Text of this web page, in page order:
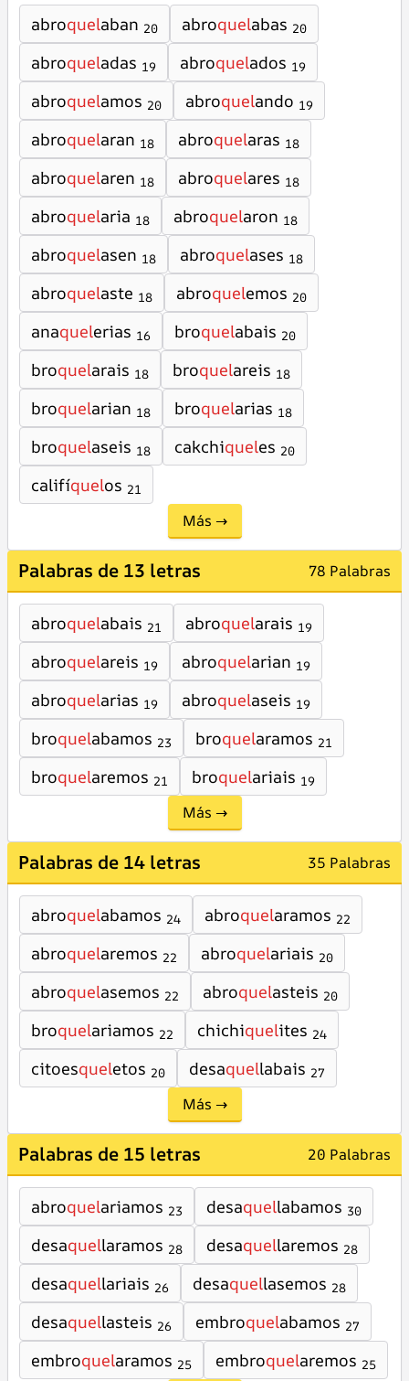
abroquelaban 20 abroquelabas 20
abroqueladas 19 abroquelados 19
abroquelamos 20 abroquelando 19
abroquelaran 18 abroquelaras 18
abroquelaren 18 abroquelares 18
abroquelaria 18 abroquelaron 18
abroquelasen 18 abroquelases 18
abroquelaste 18 abroquelemos 20
anaquelerias 16 broquelabais 20
broquelarais 18 broquelareis 18
broquelarian 18 broquelarias 18
broquelaseis 18 cakchiqueles 20
califíquelos 21
Más →
Palabras de 13 letras 78 Palabras
abroquelabais 21 abroquelarais 19
abroquelareis 19 abroquelarian 19
abroquelarias 19 abroquelaseis 19
broquelabamos 23 broquelaramos 21
broquelaremos 21 broquelariais 19
Más →
Palabras de 14 letras 35 Palabras
abroquelabamos 24 abroquelaramos 22
abroquelaremos 22 abroquelariais 20
abroquelasemos 22 abroquelasteis 20
broquelariamos 22 chichiquelites 24
citoesqueletos 20 desaquellabais 27
Más →
Palabras de 15 letras 20 Palabras
abroquelariamos 23 desaquellabamos 30
desaquellaramos 28 desaquellaremos 28
desaquellariais 26 desaquellasemos 28
desaquellasteis 26 embroquelabamos 27
embroquelaramos 25 embroquelaremos 25